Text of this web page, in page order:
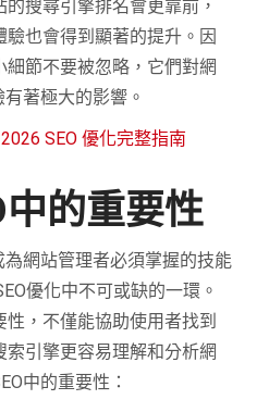
搜尋引擎排名會更靠前，
也會得到顯著的提升。因
節不要被忽略，它們對網
著極大的影響。
SEO 優化完整指南
的重要性
為網站管理者必須掌握的技能
優化中不可或缺的一環。
，不僅能協助使用者找到
引擎更容易理解和分析網
中的重要性：